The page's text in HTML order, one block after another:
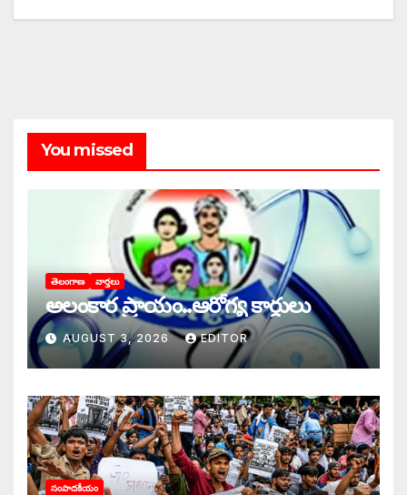
You missed
తెలంగాణ వార్తలు
అలంకార ప్రాయం..ఆరోగ్య కార్డులు
AUGUST 3, 2026 EDITOR
సంపాదకీయం